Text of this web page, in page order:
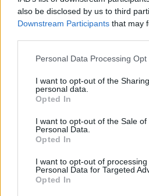
also be disclosed by us to third
Downstream Participants that may
Please note that this website/app
not limited to your visit or usage
grant or deny consent to Google
use your data for below specified
consent section.
Personal Data Processing Opt
I want to opt-out of the
personal data.
Opted In
I want to opt-out of the Sale of
Personal Data.
Opted In
I want to opt-out of processing
Personal Data for Targeted
Opted In